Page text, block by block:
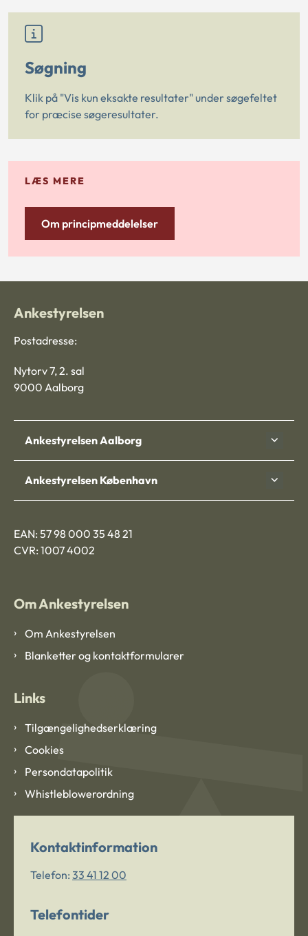
Søgning
Klik på "Vis kun eksakte resultater" under søgefeltet
for præcise søgeresultater.
LÆS MERE
Om principmeddelelser
Ankestyrelsen
Postadresse:
Nytorv 7, 2. sal
9000 Aalborg
Ankestyrelsen Aalborg
Ankestyrelsen København
EAN: 57 98 000 35 48 21
CVR: 1007 4002
Om Ankestyrelsen
Om Ankestyrelsen
Blanketter og kontaktformularer
Links
Tilgængelighedserklæring
Cookies
Persondatapolitik
Whistleblowerordning
Kontaktinformation
Telefon: 33 41 12 00
Telefontider